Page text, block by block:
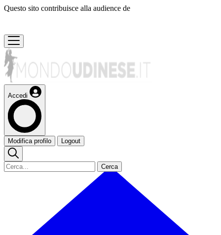
Questo sito contribuisce alla audience de
Accedi
Modifica profilo Logout
Cerca